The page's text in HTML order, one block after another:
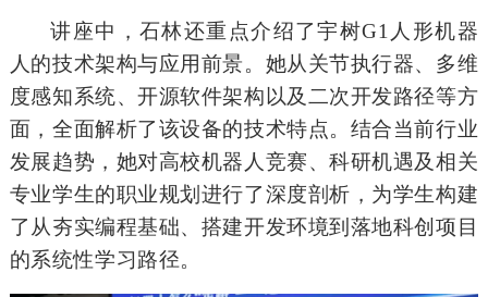
讲座中，石林还重点介绍了宇树G1人形机器
人的技术架构与应用前景。她从关节执行器、多维
度感知系统、开源软件架构以及二次开发路径等方
面，全面解析了该设备的技术特点。结合当前行业
发展趋势，她对高校机器人竞赛、科研机遇及相关
专业学生的职业规划进行了深度剖析，为学生构建
了从夯实编程基础、搭建开发环境到落地科创项目
的系统性学习路径。